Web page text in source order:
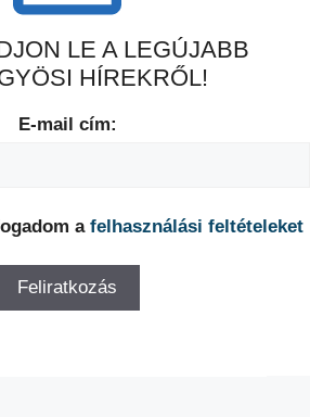
LE A LEGÚJABB
HÍREKRŐL!
E-mail cím:
a felhasználási feltételeket